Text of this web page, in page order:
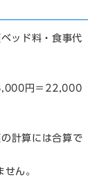
ッド料・食事代
円＝22,000
計算には合算で
ん。